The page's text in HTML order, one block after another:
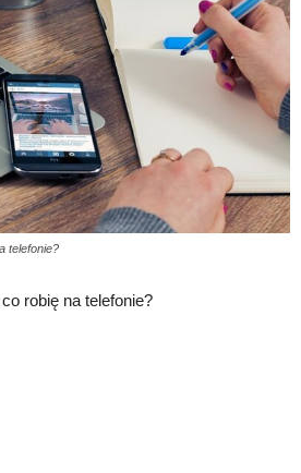
telefonie?
robię na telefonie?